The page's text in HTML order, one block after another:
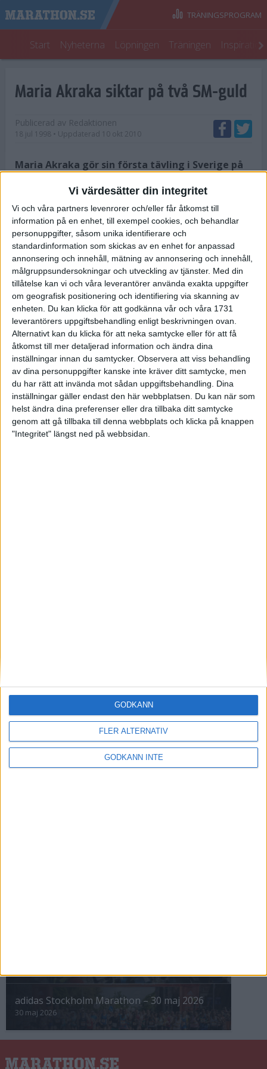
Vi värdesätter din integritet
Vi och våra partners levenrorer och/eller får åtkomst till
information på en enhet, till exempel cookies, och behandlar
personuppgifter, såsom unika identifierare och
standardinformation som skickas av en enhet for anpassad
annonsering och innehåll, mätning av annonsering och innehåll,
målgruppsundersokningar och utveckling av tjänster. Med din
tillåtelse kan vi och våra leverantörer använda exakta uppgifter
om geografisk positionering och identifiering via skanning av
enheten. Du kan klicka för att godkänna vår och våra 1731
leverantörers uppgiftsbehandling enligt beskrivningen ovan.
Alternativt kan du klicka för att neka samtycke eller för att få
åtkomst till mer detaljerad information och ändra dina
inställningar innan du samtycker. Observera att viss behandling
av dina personuppgifter kanske inte kräver ditt samtycke, men
du har rätt att invända mot sådan uppgiftsbehandling. Dina
inställningar gäller endast den här webbplatsen. Du kan när som
helst ändra dina preferenser eller dra tillbaka ditt samtycke
genom att gå tillbaka till denna webbplats och klicka på knappen
"Integritet" längst ned på webbsidan.
FLER ALTERNATIV
GODKÄNN INTE
GODKÄNN
Start Nyheterna Löpningen Träningen
TRÄNINGSPROGRAM
Maria Akraka siktar på två SM-guld
Publicerad av Redaktionen
18 jul 1998 • Uppdaterad 10 okt 2010
Maria Akraka gör sin första tävling i Sverige på
på Stockholms Stadion den 24 ? 26 juli. Akraka är
anmäld på både 800 meter och 1 500 meter.
I våras demonstrerade Maria Akraka sin styrka genom att
vinna både terräng-SM och Rösjöloppet. Hon hann med ett par
medeldistanslopp i början av bansäsongen, men blev därefter
sjuk och har inte kunnat tävla sedan i början av juni.
I vintras gjorde den 32-åriga löparstjärnan från Rånäs en
övertygande comeback efter två säsongers tävlingsuppehåll.
Akraka satte svenskt rekord på 800 meter redan i sin första
inomhustävling.
Nu hoppas Maria Akraka två SM-guld i Stockholm nästa helg.
Anmälningstiden till SM går ut först kl 24.00 n atten till
måndagen. Denna sena deadline för anmälningar är en nyhet
vid årets SM. Tidigare har klubbarna varit tvungna att anmäla
deltagarna tre veckor före SM vilket lett till att många chansat
och anmäld friidrottare som aldrig kommer till start.
I år räknar arrangörsklubbarna Hässelb y och Spårvägen med
Så följer du adidas Stockholm Marathon
ASICS GEL-TRABUCO™ MT GTX– perfekt
för traillöpning och vandring i blöta
förhållanden
adidas Stockholm Marathon – 30 maj 2026
30 maj 2026